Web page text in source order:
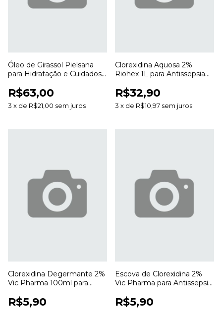
Óleo de Girassol Pielsana
para Hidratação e Cuidados
R$63,00
3 x de R$21,00 sem juros
Clorexidina Aquosa 2%
Riohex 1L para Antissepsia
R$32,90
3 x de R$10,97 sem juros
Clorexidina Degermante 2%
Vic Pharma 100ml para
da Pele
R$5,90
Escova de Clorexidina 2%
Vic Pharma para Antissepsia
R$5,90